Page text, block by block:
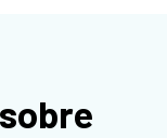
sobre